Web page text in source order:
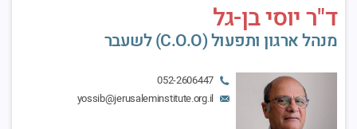
ד"ר יוסי בן-גל
מנהל ארגון ותפעול (C.O.O) לשעבר
052-2606447
yossib@jerusaleminstitute.org.il